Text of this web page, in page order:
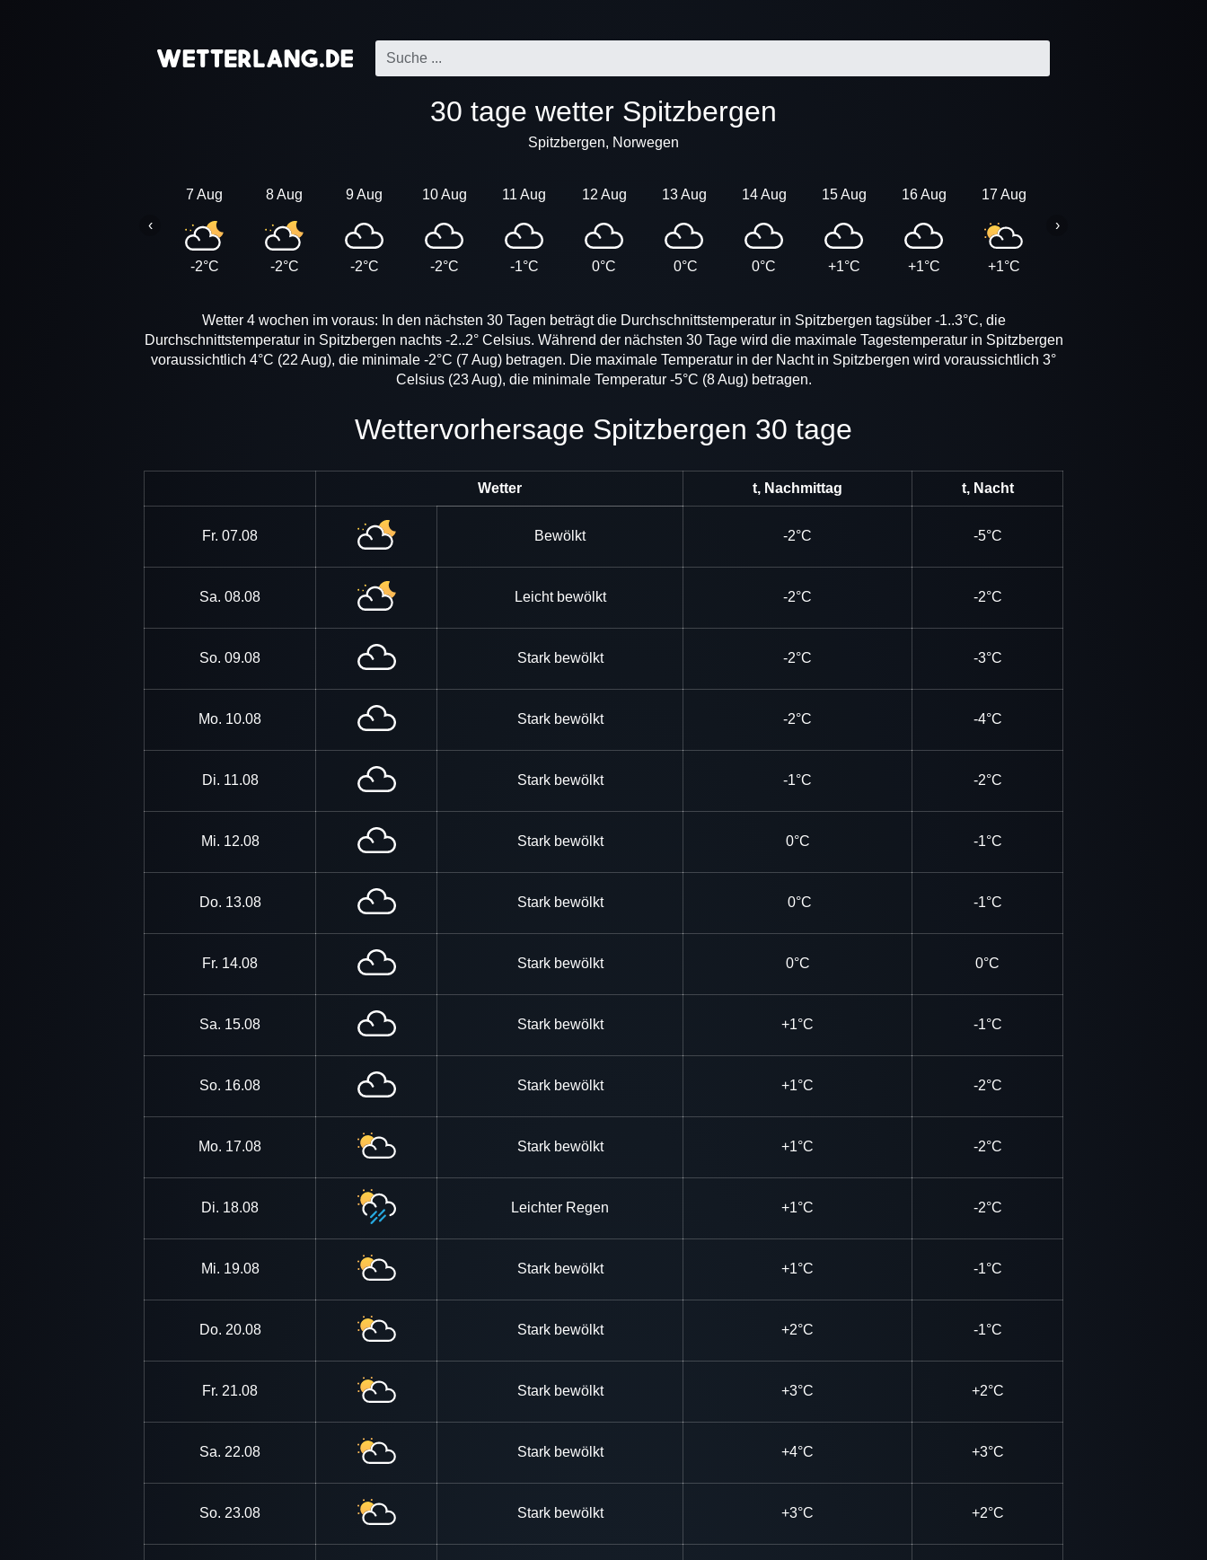
30 tage wetter Spitzbergen
Spitzbergen, Norwegen
7 Aug
-2°C
8 Aug
-2°C
9 Aug
-2°C
10 Aug
-2°C
11 Aug
-1°C
12 Aug
0°C
13 Aug
0°C
14 Aug
0°C
15 Aug
+1°C
16 Aug
+1°C
17 Aug
+1°C
‹ ›
Wetter 4 wochen im voraus: In den nächsten 30 Tagen beträgt die Durchschnittstemperatur in Spitzbergen tagsüber -1..3°C, die
Durchschnittstemperatur in Spitzbergen nachts -2..2° Celsius. Während der nächsten 30 Tage wird die maximale Tagestemperatur in Spitzbergen
voraussichtlich 4°C (22 Aug), die minimale -2°C (7 Aug) betragen. Die maximale Temperatur in der Nacht in Spitzbergen wird voraussichtlich 3°
Celsius (23 Aug), die minimale Temperatur -5°C (8 Aug) betragen.
Wettervorhersage Spitzbergen 30 tage
Wetter t, Nachmittag t, Nacht
Fr. 07.08 Bewölkt -2°C -5°C
Sa. 08.08 Leicht bewölkt -2°C -2°C
So. 09.08 Stark bewölkt -2°C -3°C
Mo. 10.08 Stark bewölkt -2°C -4°C
Di. 11.08 Stark bewölkt -1°C -2°C
Mi. 12.08 Stark bewölkt 0°C -1°C
Do. 13.08 Stark bewölkt 0°C -1°C
Fr. 14.08 Stark bewölkt 0°C 0°C
Sa. 15.08 Stark bewölkt +1°C -1°C
So. 16.08 Stark bewölkt +1°C -2°C
Mo. 17.08 Stark bewölkt +1°C -2°C
Di. 18.08 Leichter Regen +1°C -2°C
Mi. 19.08 Stark bewölkt +1°C -1°C
Do. 20.08 Stark bewölkt +2°C -1°C
Fr. 21.08 Stark bewölkt +3°C +2°C
Sa. 22.08 Stark bewölkt +4°C +3°C
So. 23.08 Stark bewölkt +3°C +2°C